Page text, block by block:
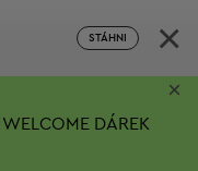
STÁHNI ×
WELCOME DÁREK
×